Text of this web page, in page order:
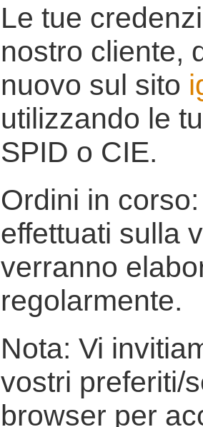
Le tue
nostro cliente,
nuovo sul sito
utilizzando le
SPID o CIE.
Ordini in
effettuati sulla
verranno
regolarmente.
Nota: Vi
vostri preferiti/
browser per